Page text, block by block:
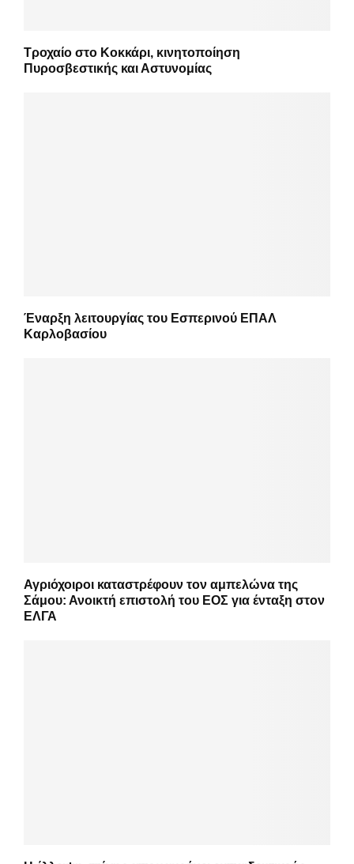
Τροχαίο στο Κοκκάρι, κινητοποίηση
Πυροσβεστικής και Αστυνομίας
Έναρξη λειτουργίας του Εσπερινού ΕΠΑΛ
Καρλοβασίου
Αγριόχοιροι καταστρέφουν τον αμπελώνα της
Σάμου: Ανοικτή επιστολή του ΕΟΣ για ένταξη στον
ΕΛΓΑ